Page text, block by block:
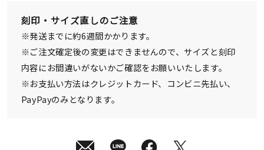
送
¥26,400 (tax
in)
刻印・サイズ直しのご注意
※発送までに約6週間かかります。
※ご注文確定後の変更はできませんので、サイズと刻印
内容にお間違いがないかご確認をお願いいたします。
※お支払い方法はクレジットカード、コンビニ先払い、
PayPayのみとなります。